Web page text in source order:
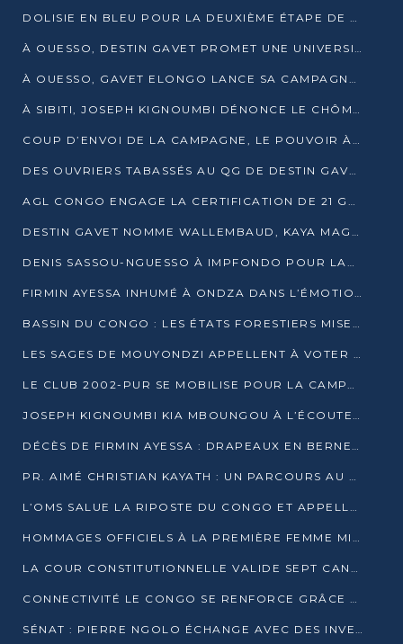
DOLISIE EN BLEU POUR LA DEUXIÈME ÉTAPE DE CAMPAGNE DE DSN
À OUESSO, DESTIN GAVET PROMET UNE UNIVERSITÉ POUR LA SANGHA
À OUESSO, GAVET ELONGO LANCE SA CAMPAGNE SOUS LE SIGNE DU RENOUVEAU
À SIBITI, JOSEPH KIGNOUMBI DÉNONCE LE CHÔMAGE ET LES DÉFAILLANCES DE L’ÉTAT
COUP D’ENVOI DE LA CAMPAGNE, LE POUVOIR À POINTE-NOIRE, L’OPPOSITION À OUESSO ET SIBITI
DES OUVRIERS TABASSÉS AU QG DE DESTIN GAVET À 24 HEURES DE L’OUVERTURE DE LA CAMPAGNE
AGL CONGO ENGAGE LA CERTIFICATION DE 21 GRUTIERS AUX NORMES INTERNATIONALES
DESTIN GAVET NOMME WALLEMBAUD, KAYA MAGANE, BOUDZIKA ET MBOUSSA-ELLAH AUX COMMANDES DE SA CAMPAGNE
DENIS SASSOU-NGUESSO À IMPFONDO POUR LANCER LE CORRIDOR 13
FIRMIN AYESSA INHUMÉ À ONDZA DANS L’ÉMOTION ET LE RECUEILLEMENT
BASSIN DU CONGO : LES ÉTATS FORESTIERS MISENT SUR LES MARCHÉS CARBONE
LES SAGES DE MOUYONDZI APPELLENT À VOTER DENIS SASSOU-NGUESSO
LE CLUB 2002-PUR SE MOBILISE POUR LA CAMPAGNE
JOSEPH KIGNOUMBI KIA MBOUNGOU À L’ÉCOUTE DE TALANGAÏ
DÉCÈS DE FIRMIN AYESSA : DRAPEAUX EN BERNE LUNDI
PR. AIMÉ CHRISTIAN KAYATH : UN PARCOURS AU SERVICE DE LA RECHERCHE ET DE L’INNOVATION
L’OMS SALUE LA RIPOSTE DU CONGO ET APPELLE À DES RÉFORMES DURABLES
HOMMAGES OFFICIELS À LA PREMIÈRE FEMME MINISTRE DU CONGO
LA COUR CONSTITUTIONNELLE VALIDE SEPT CANDIDATURES POUR LA PRÉSIDENTIELLE
CONNECTIVITÉ LE CONGO SE RENFORCE GRÂCE AU CÂBLE 2AFRICA
SÉNAT : PIERRE NGOLO ÉCHANGE AVEC DES INVESTISSEURS DU NUMÉRIQUE